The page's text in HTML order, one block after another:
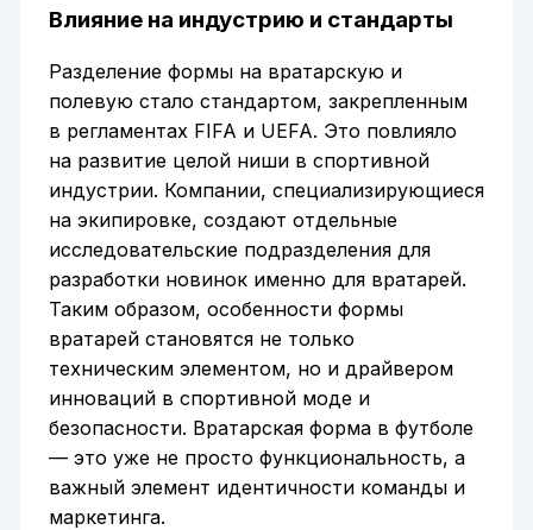
Влияние на индустрию и стандарты
Разделение формы на вратарскую и
полевую стало стандартом, закрепленным
в регламентах FIFA и UEFA. Это повлияло
на развитие целой ниши в спортивной
индустрии. Компании, специализирующиеся
на экипировке, создают отдельные
исследовательские подразделения для
разработки новинок именно для вратарей.
Таким образом, особенности формы
вратарей становятся не только
техническим элементом, но и драйвером
инноваций в спортивной моде и
безопасности. Вратарская форма в футболе
— это уже не просто функциональность, а
важный элемент идентичности команды и
маркетинга.